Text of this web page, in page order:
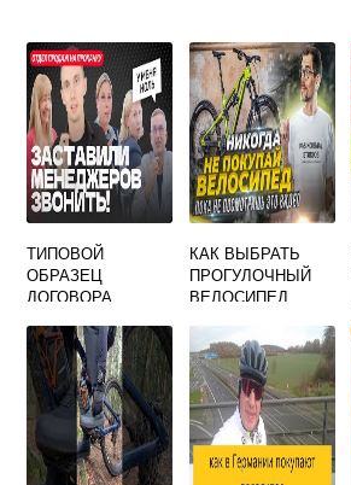
ТИПОВОЙ
ОБРАЗЕЦ
ДОГОВОРА
ВЕЛОСИПЕДА С
РУК
КАК ВЫБРАТЬ
ПРОГУЛОЧНЫЙ
ВЕЛОСИПЕД